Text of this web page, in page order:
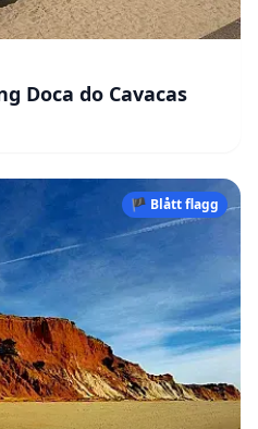
Doca do Cavacas
🏴 Blått flagg